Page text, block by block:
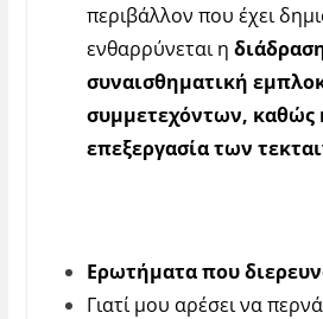
περιβάλλον που έχει
ενθαρρύνεται η
συναισθηματική
συμμετεχόντων, καθώς
επεξεργασία των
Ερωτήματα που
Γιατί μου αρέσει να